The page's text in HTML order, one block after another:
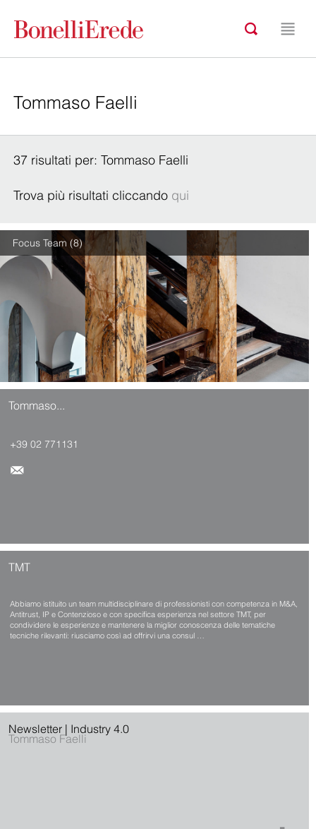
37 risultati per: Tommaso Faelli
Trova più risultati cliccando qui
Focus Team (8)
Tommaso...
+39 02 771131
TMT
Abbiamo istituito un team multidisciplinare di professionisti con competenza in M&A,
Antitrust, IP e Contenzioso e con specifica esperienza nel settore TMT, per
condividere le esperienze e mantenere la miglior conoscenza delle tematiche
tecniche rilevanti: riusciamo così ad offrirvi una consul …
Newsletter | Industry 4.0
Tommaso Faelli